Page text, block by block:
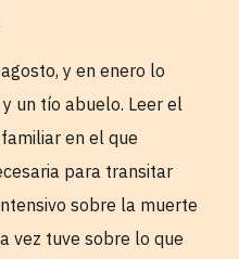
y en enero lo
un tío abuelo. Leer el
en el que
para transitar
sobre la muerte
vez tuve sobre lo que